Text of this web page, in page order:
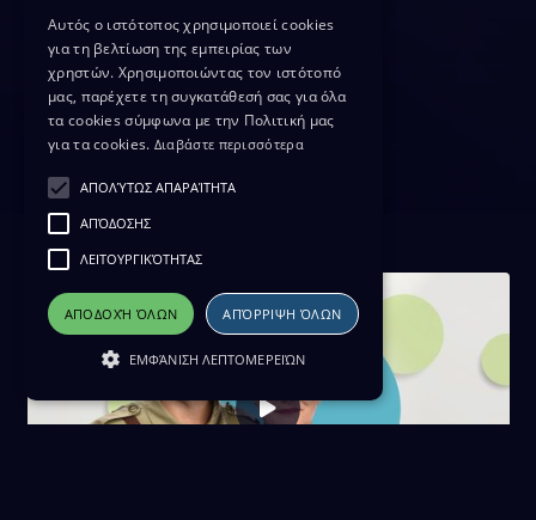
Αυτός ο ιστότοπος χρησιμοποιεί cookies
για τη βελτίωση της εμπειρίας των
χρηστών. Χρησιμοποιώντας τον ιστότοπό
μας, παρέχετε τη συγκατάθεσή σας για όλα
τα cookies σύμφωνα με την Πολιτική μας
για τα cookies. Διαβάστε περισσότερα
ΑΠΟΛΎΤΩΣ ΑΠΑΡΑΊΤΗΤΑ
ΑΠΌΔΟΣΗΣ
ΛΕΙΤΟΥΡΓΙΚΌΤΗΤΑΣ
ΑΠΟΔΟΧΉ ΌΛΩΝ ΑΠΌΡΡΙΨΗ ΌΛΩΝ
ΕΜΦΆΝΙΣΗ ΛΕΠΤΟΜΕΡΕΙΏΝ